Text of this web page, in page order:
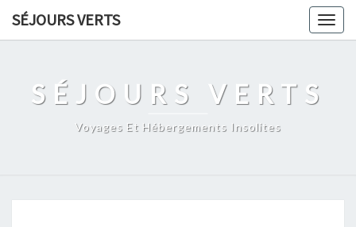
SÉJOURS VERTS
SÉJOURS VERTS
Voyages Et Hébergements Insolites